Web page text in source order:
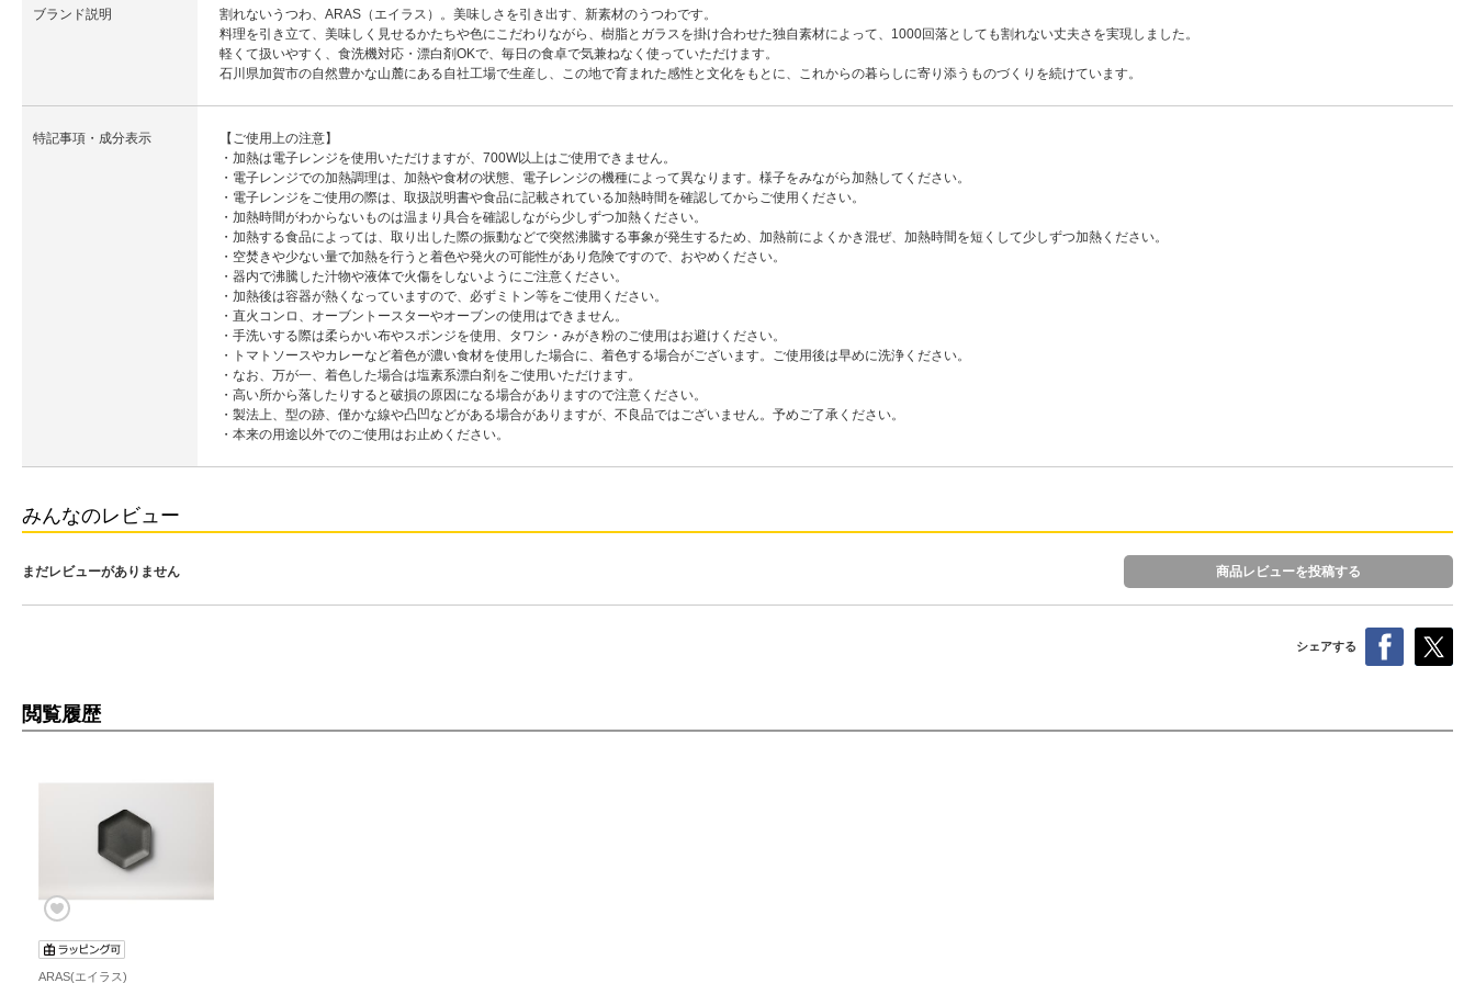
ブランド説明
割れないうつわ、ARAS（エイラス）。美味しさを引き出す、新素材のうつわです。
料理を引き立て、美味しく見せるかたちや色にこだわりながら、樹脂とガラスを掛け合わせた独自素材によって、1000回落としても割れない丈夫さを実現しました。
軽くて扱いやすく、食洗機対応・漂白剤OKで、毎日の食卓で気兼ねなく使っていただけます。
石川県加賀市の自然豊かな山麓にある自社工場で生産し、この地で育まれた感性と文化をもとに、これからの暮らしに寄り添うものづくりを続けています。
特記事項・成分表示
【ご使用上の注意】
・加熱は電子レンジを使用いただけますが、700W以上はご使用できません。
・電子レンジでの加熱調理は、加熱や食材の状態、電子レンジの機種によって異なります。様子をみながら加熱してください。
・電子レンジをご使用の際は、取扱説明書や食品に記載されている加熱時間を確認してからご使用ください。
・加熱時間がわからないものは温まり具合を確認しながら少しずつ加熱ください。
・加熱する食品によっては、取り出した際の振動などで突然沸騰する事象が発生するため、加熱前によくかき混ぜ、加熱時間を短くして少しずつ加熱ください。
・空焚きや少ない量で加熱を行うと着色や発火の可能性があり危険ですので、おやめください。
・器内で沸騰した汁物や液体で火傷をしないようにご注意ください。
・加熱後は容器が熱くなっていますので、必ずミトン等をご使用ください。
・直火コンロ、オーブントースターやオーブンの使用はできません。
・手洗いする際は柔らかい布やスポンジを使用、タワシ・みがき粉のご使用はお避けください。
・トマトソースやカレーなど着色が濃い食材を使用した場合に、着色する場合がございます。ご使用後は早めに洗浄ください。
・なお、万が一、着色した場合は塩素系漂白剤をご使用いただけます。
・高い所から落したりすると破損の原因になる場合がありますので注意ください。
・製法上、型の跡、僅かな線や凸凹などがある場合がありますが、不良品ではございません。予めご了承ください。
・本来の用途以外でのご使用はお止めください。
みんなのレビュー
まだレビューがありません 商品レビューを投稿する
シェアする
閲覧履歴
ARAS(エイラス)